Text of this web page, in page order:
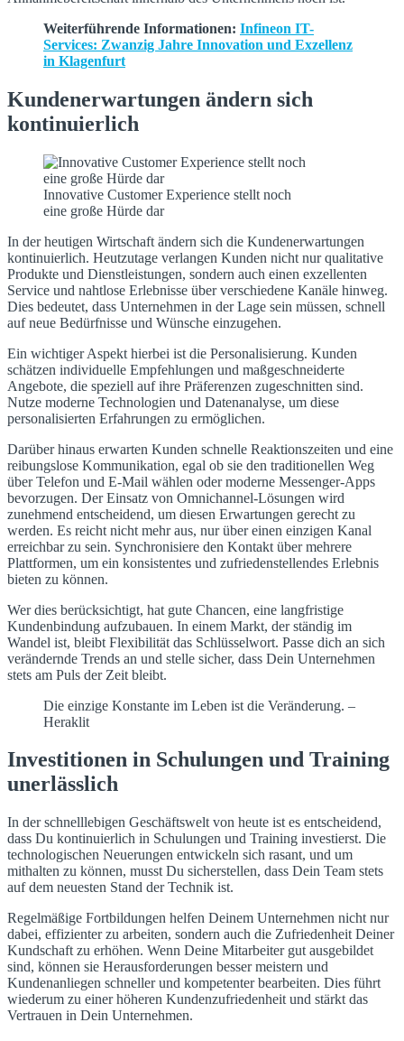
Weiterführende Informationen: Infineon IT-
Services: Zwanzig Jahre Innovation und Exzellenz
in Klagenfurt
Kundenerwartungen ändern sich
kontinuierlich
Innovative Customer Experience stellt noch
eine große Hürde dar
In der heutigen Wirtschaft ändern sich die Kundenerwartungen
kontinuierlich. Heutzutage verlangen Kunden nicht nur qualitative
Produkte und Dienstleistungen, sondern auch einen exzellenten
Service und nahtlose Erlebnisse über verschiedene Kanäle hinweg.
Dies bedeutet, dass Unternehmen in der Lage sein müssen, schnell
auf neue Bedürfnisse und Wünsche einzugehen.
Ein wichtiger Aspekt hierbei ist die Personalisierung. Kunden
schätzen individuelle Empfehlungen und maßgeschneiderte
Angebote, die speziell auf ihre Präferenzen zugeschnitten sind.
Nutze moderne Technologien und Datenanalyse, um diese
personalisierten Erfahrungen zu ermöglichen.
Darüber hinaus erwarten Kunden schnelle Reaktionszeiten und eine
reibungslose Kommunikation, egal ob sie den traditionellen Weg
über Telefon und E-Mail wählen oder moderne Messenger-Apps
bevorzugen. Der Einsatz von Omnichannel-Lösungen wird
zunehmend entscheidend, um diesen Erwartungen gerecht zu
werden. Es reicht nicht mehr aus, nur über einen einzigen Kanal
erreichbar zu sein. Synchronisiere den Kontakt über mehrere
Plattformen, um ein konsistentes und zufriedenstellendes Erlebnis
bieten zu können.
Wer dies berücksichtigt, hat gute Chancen, eine langfristige
Kundenbindung aufzubauen. In einem Markt, der ständig im
Wandel ist, bleibt Flexibilität das Schlüsselwort. Passe dich an sich
verändernde Trends an und stelle sicher, dass Dein Unternehmen
stets am Puls der Zeit bleibt.
Die einzige Konstante im Leben ist die Veränderung. –
Heraklit
Investitionen in Schulungen und Training
unerlässlich
In der schnelllebigen Geschäftswelt von heute ist es entscheidend,
dass Du kontinuierlich in Schulungen und Training investierst. Die
technologischen Neuerungen entwickeln sich rasant, und um
mithalten zu können, musst Du sicherstellen, dass Dein Team stets
auf dem neuesten Stand der Technik ist.
Regelmäßige Fortbildungen helfen Deinem Unternehmen nicht nur
dabei, effizienter zu arbeiten, sondern auch die Zufriedenheit Deiner
Kundschaft zu erhöhen. Wenn Deine Mitarbeiter gut ausgebildet
sind, können sie Herausforderungen besser meistern und
Kundenanliegen schneller und kompetenter bearbeiten. Dies führt
wiederum zu einer höheren Kundenzufriedenheit und stärkt das
Vertrauen in Dein Unternehmen.